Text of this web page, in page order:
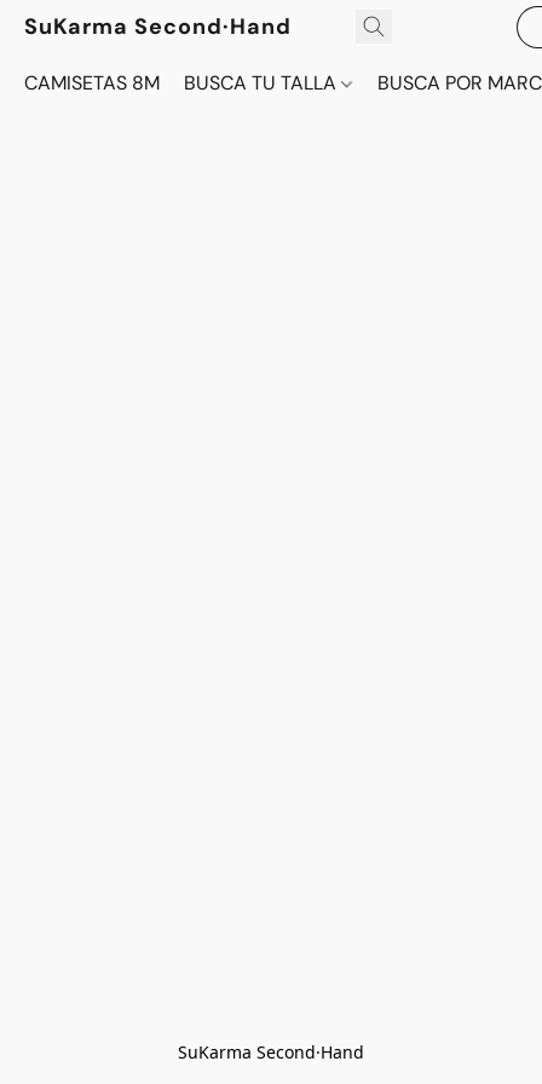
SuKarma Second·Hand
CAMISETAS 8M BUSCA TU TALLA BUSCA POR
SuKarma Second·Hand